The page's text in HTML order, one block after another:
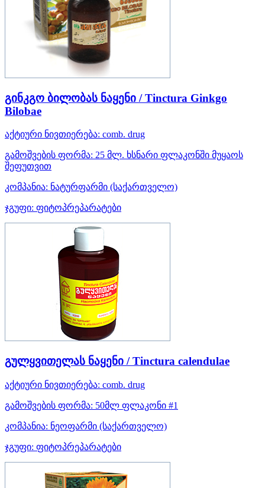
გინკგო ბილობას ნაყენი / Tinctura Ginkgo
Bilobae
აქტიური ნივთიერება: comb. drug
გამოშვების ფორმა: 25 მლ. ხსნარი ფლაკონში მუყაოს
შეფუთვით
კომპანია: ნატურფარმი (საქართველო)
ჯგუფი: ფიტოპრეპარატები
გულყვითელას ნაყენი / Tinctura calendulae
აქტიური ნივთიერება: comb. drug
გამოშვების ფორმა: 50მლ ფლაკონი #1
კომპანია: ნეოფარმი (საქართველო)
ჯგუფი: ფიტოპრეპარატები